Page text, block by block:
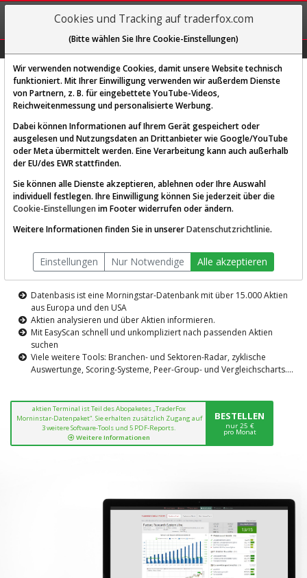
REGIS-
TRIEREN
Diese Funktion ist nur für
AKTIEN-TERMINAL
Die Aktienanalyse-Plattform von
TraderFox
Datenbasis ist eine Morningstar-Datenbank mit über 15.000 Aktien
aus Europa und den USA
Aktien analysieren und über Aktien informieren.
Mit EasyScan schnell und unkompliziert nach passenden Aktien
suchen
Viele weitere Tools: Branchen- und Sektoren-Radar, zyklische
Auswertunge, Scoring-Systeme, Peer-Group- und Vergleichscharts....
aktien Terminal ist Teil des Abopaketes „TraderFox
Morninstar-Datenpaket“. Sie erhalten zusätzlich Zugang auf
3 weitere Software-Tools und 5 PDF-Reports.
Weitere Informationen
BESTELLEN
nur 25 €
pro Monat
Cookies und Tracking auf traderfox.com
(Bitte wählen Sie Ihre Cookie-Einstellungen)
Wir verwenden notwendige Cookies, damit unsere Website technisch
funktioniert. Mit Ihrer Einwilligung verwenden wir außerdem Dienste
von Partnern, z. B. für eingebettete YouTube-Videos,
Reichweitenmessung und personalisierte Werbung.
Dabei können Informationen auf Ihrem Gerät gespeichert oder
ausgelesen und Nutzungsdaten an Drittanbieter wie Google/YouTube
oder Meta übermittelt werden. Eine Verarbeitung kann auch außerhalb
der EU/des EWR stattfinden.
Sie können alle Dienste akzeptieren, ablehnen oder Ihre Auswahl
individuell festlegen. Ihre Einwilligung können Sie jederzeit über die
Cookie-Einstellungen im Footer widerrufen oder ändern.
Weitere Informationen finden Sie in unsererDatenschutzrichtlinie.
Einstellungen Nur Notwendige Alle akzeptieren